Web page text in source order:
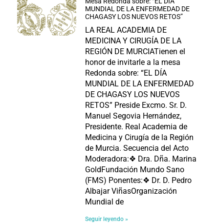
MUNDIAL DE LA ENFERMEDAD DE
CHAGASY LOS NUEVOS RETOS”
LA REAL ACADEMIA DE
MEDICINA Y CIRUGÍA DE LA
REGIÓN DE MURCIATienen el
honor de invitarle a la mesa
Redonda sobre: “EL DÍA
MUNDIAL DE LA ENFERMEDAD
DE CHAGASY LOS NUEVOS
RETOS” Preside Excmo. Sr. D.
Manuel Segovia Hernández,
Presidente. Real Academia de
Medicina y Cirugía de la Región
de Murcia. Secuencia del Acto
Moderadora:❖ Dra. Dña. Marina
GoldFundación Mundo Sano
(FMS) Ponentes:❖ Dr. D. Pedro
Albajar ViñasOrganización
Mundial de
Seguir leyendo »